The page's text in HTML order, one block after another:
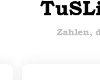
Zahlen,